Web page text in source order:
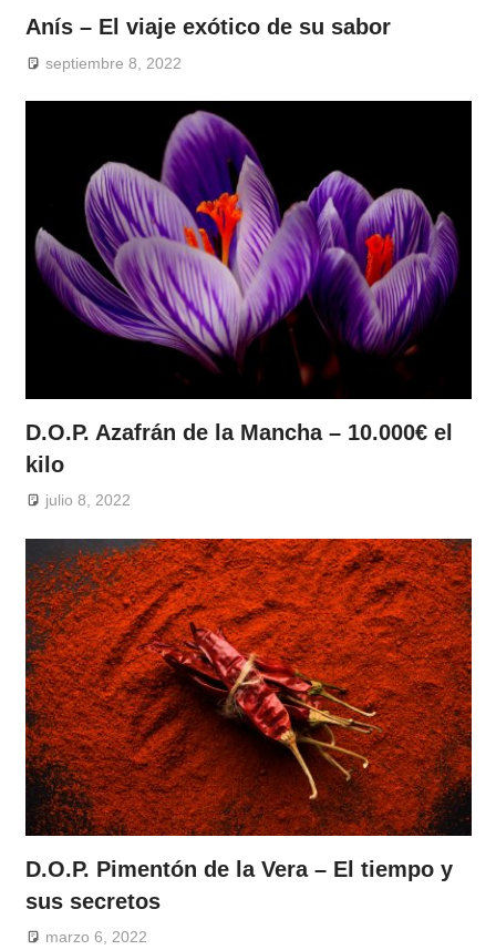
Anís – El viaje exótico de su sabor
septiembre 8, 2022
D.O.P. Azafrán de la Mancha – 10.000€ el
kilo
julio 8, 2022
D.O.P. Pimentón de la Vera – El tiempo y
sus secretos
marzo 6, 2022